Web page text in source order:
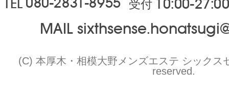
TEL 受付 10:00-
MAIL
(C) 本厚木・相模大野メンズエステ シックス
reserved.